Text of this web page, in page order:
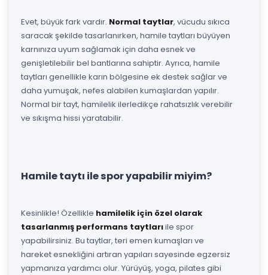
Evet, büyük fark vardır. Normal taytlar, vücudu sıkıca
saracak şekilde tasarlanırken, hamile taytları büyüyen
karnınıza uyum sağlamak için daha esnek ve
genişletilebilir bel bantlarına sahiptir. Ayrıca, hamile
taytları genellikle karın bölgesine ek destek sağlar ve
daha yumuşak, nefes alabilen kumaşlardan yapılır.
Normal bir tayt, hamilelik ilerledikçe rahatsızlık verebilir
ve sıkışma hissi yaratabilir.
Hamile taytı ile spor yapabilir miyim?
Kesinlikle! Özellikle hamilelik için özel olarak
tasarlanmış performans taytlarıile spor
yapabilirsiniz. Bu taytlar, teri emen kumaşları ve
hareket esnekliğini artıran yapıları sayesinde egzersiz
yapmanıza yardımcı olur. Yürüyüş, yoga, pilates gibi